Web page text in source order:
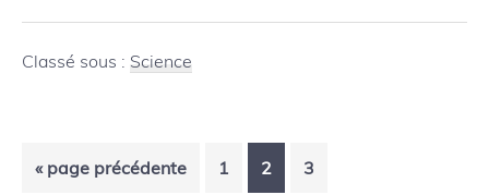
:
élevés
Classé sous : Science
« Aller
page précédente Page
1 Page
2 Page
3